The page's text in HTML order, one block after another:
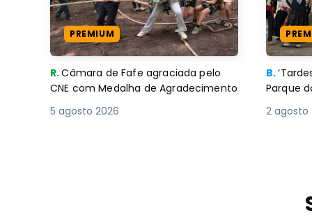
PREMIUM
R.Câmara de Fafe agraciada pelo
CNE com Medalha de Agradecimento
5 agosto 2026
B.
Parque
2 agosto